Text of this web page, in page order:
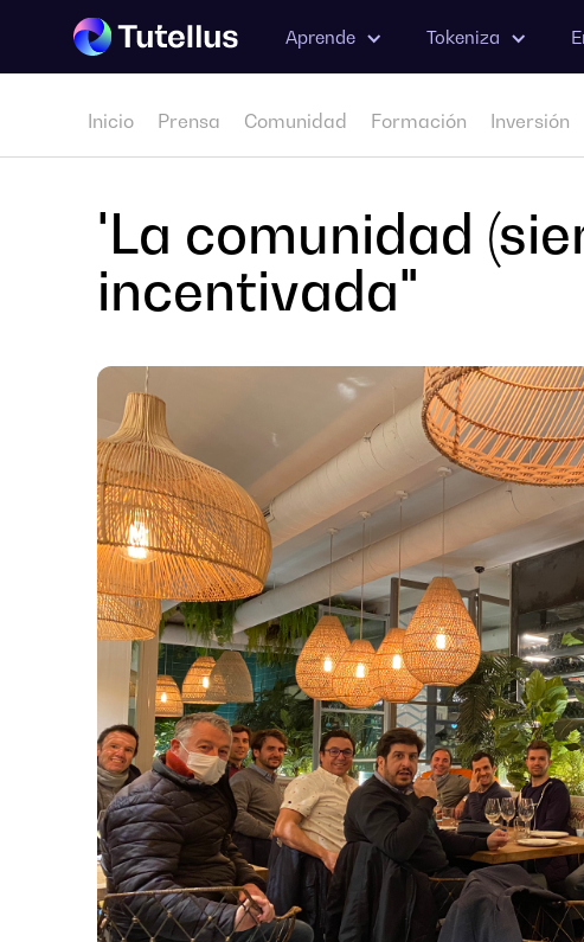
Aprende Tokeniza
Inicio Prensa Comunidad Formación Inversión
'La comunidad
incentivada"